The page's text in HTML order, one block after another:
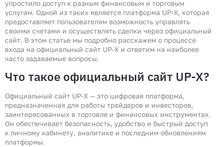
упростило доступ к разным финансовым и торговым
услугам. Одной из таких является платформа UP-X, которая
предоставляет пользователям возможность управлять
своими счетами и осуществлять сделки через официальный
сайт. В этом статье мы подробно расскажем о процессе
входа на официальный сайт UP-X и ответим на наиболее
часто задаваемые вопросы.
Что такое официальный сайт UP-X?
Официальный сайт UP-X — это цифровая платформа,
предназначенная для работы трейдеров и инвесторов,
заинтересованных в торговле и финансовых инструментах.
Он обеспечивает безопасность, удобство и быстрый доступ
к личному кабинету, аналитике и последним обновлениям
платформы.